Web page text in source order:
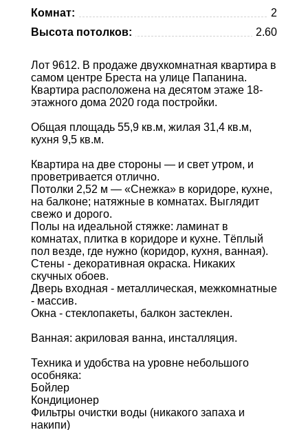
Комнат:
2
Высота потолков:
2.60
Лот 9612. В продаже двухкомнатная квартира в
самом центре Бреста на улице Папанина.
Квартира расположена на десятом этаже 18-
этажного дома 2020 года постройки.
Общая площадь 55,9 кв.м, жилая 31,4 кв.м,
кухня 9,5 кв.м.
Квартира на две стороны — и свет утром, и
проветривается отлично.
Потолки 2,52 м — «Снежка» в коридоре, кухне,
на балконе; натяжные в комнатах. Выглядит
свежо и дорого.
Полы на идеальной стяжке: ламинат в
комнатах, плитка в коридоре и кухне. Тёплый
пол везде, где нужно (коридор, кухня, ванная).
Стены - декоративная окраска. Никаких
скучных обоев.
Дверь входная - металлическая, межкомнатные
- массив.
Окна - стеклопакеты, балкон застеклен.
Ванная: акриловая ванна, инсталляция.
Техника и удобства на уровне небольшого
особняка:
Бойлер
Кондиционер
Фильтры очистки воды (никакого запаха и
накипи)